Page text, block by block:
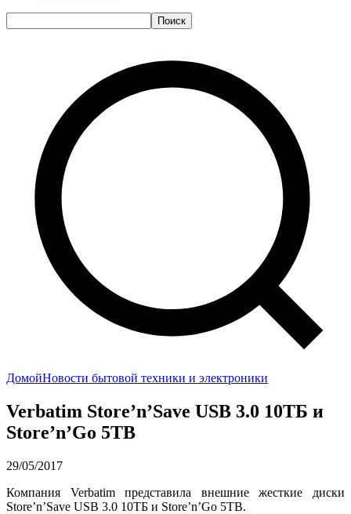
Поиск
ДомойНовости бытовой техники и электроники
Verbatim Store’n’Save USB 3.0 10ТБ и
Store’n’Go 5TB
29/05/2017
Компания Verbatim представила внешние жесткие диски
Store’n’Save USB 3.0 10ТБ и Store’n’Go 5TB.